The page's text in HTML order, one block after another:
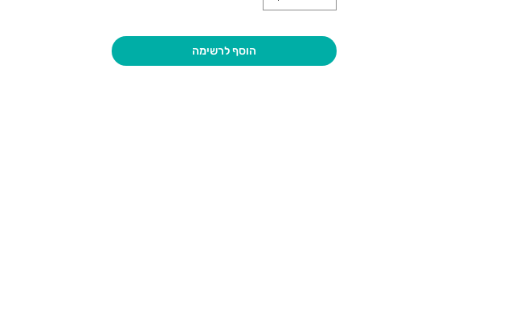
הוסף לרשימה